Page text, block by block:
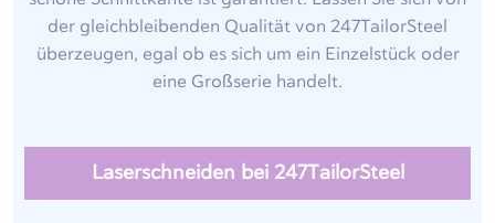
der gleichbleibenden Qualität von 247TailorSteel
überzeugen, egal ob es sich um ein Einzelstück oder
eine Großserie handelt.
Laserschneiden bei 247TailorSteel